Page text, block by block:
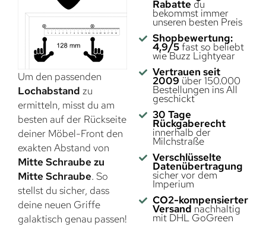
Um den passenden
Lochabstand zu
ermitteln, misst du am
besten auf der Rückseite
deiner Möbel-Front den
exakten Abstand von
Mitte Schraube zu
Mitte Schraube. So
stellst du sicher, dass
deine neuen Griffe
galaktisch genau passen!
Rabatte du
bekommst immer
unseren besten Preis
Shopbewertung:
4,9/5fast so beliebt
wie Buzz Lightyear
Vertrauen seit
2009 über 150.000
Bestellungen ins All
geschickt
30 Tage
Rückgaberecht
innerhalb der
Milchstraße
Verschlüsselte
Datenübertragung
sicher vor dem
Imperium
CO2-kompensierter
Versand nachhaltig
mit DHL GoGreen